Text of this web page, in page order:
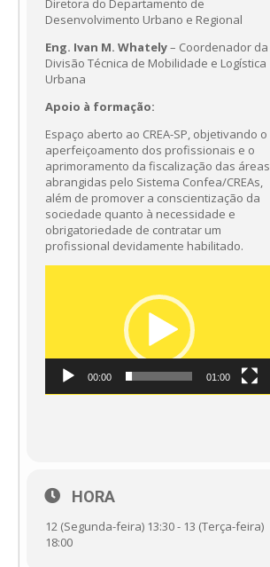
Diretora do Departamento de
Desenvolvimento Urbano e Regional
Eng. Ivan M. Whately– Coordenador da
Divisão Técnica de Mobilidade e Logística
Urbana
Apoio à formação:
Espaço aberto ao CREA-SP, objetivando o
aperfeiçoamento dos profissionais e o
aprimoramento da fiscalização das áreas
abrangidas pelo Sistema Confea/CREAs,
além de promover a conscientização da
sociedade quanto à necessidade e
obrigatoriedade de contratar um
profissional devidamente habilitado.
00:00 01:00
HORA
12 (Segunda-feira) 13:30 - 13 (Terça-feira)
18:00